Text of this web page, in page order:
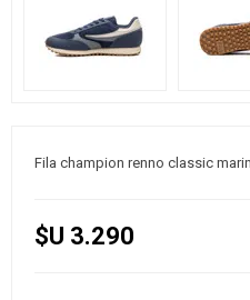
Fila champion renno classic
$U 3.290